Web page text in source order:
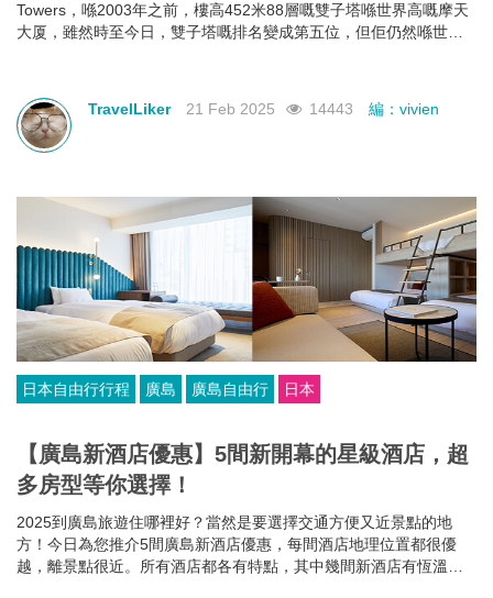
Towers，喺2003年之前，樓高452米88層嘅雙子塔喺世界高嘅摩天
大厦，雖然時至今日，雙子塔嘅排名變成第五位，但佢仍然喺世界
TravelLiker 21 Feb 2025 14443 編：vivien
日本自由行行程 廣島 廣島自由行 日本
【廣島新酒店優惠】5間新開幕的星級酒店，超
多房型等你選擇！
2025到廣島旅遊住哪裡好？當然是要選擇交通方便又近景點的地
方！今日為您推介5間廣島新酒店優惠，每間酒店地理位置都很優
越，離景點很近。所有酒店都各有特點，其中幾間新酒店有恆溫泳